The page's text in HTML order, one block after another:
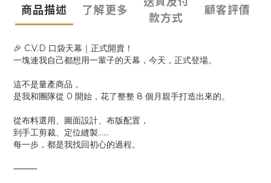
商品描述 了解更多
款方式
顧客評價
🎉 C.V.D 口袋天幕｜正式開賣！
一塊連我自己都想用一輩子的天幕，今天，正式登場。
這不是量產商品，
是我和團隊從 0 開始，花了整整 8 個月親手打造出來的。
從布料選用、圖面設計、布版配置，
到手工剪裁、定位縫製……
每一步，都是我找回初心的過程。
⸻